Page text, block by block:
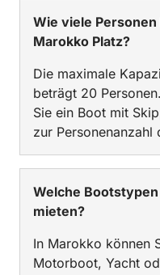
Wie viele
Marokko Platz?
Die maximale
beträgt 20
Sie ein Boot mit
zur Personenanzahl
Welche
mieten?
In Marokko können
Motorboot, Yacht